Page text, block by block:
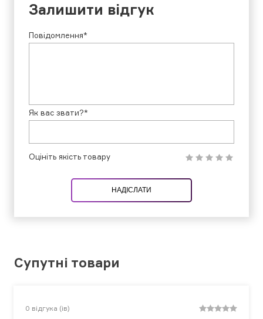
Залишити відгук
Повідомлення*
Як вас звати?*
Оцініть якість товару
НАДІСЛАТИ
Супутні товари
0 відгука (ів)